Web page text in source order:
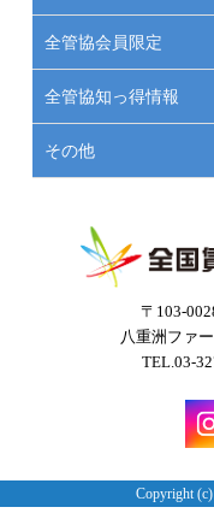
〒103-
八重洲ファ
TEL.03-
全管協会員限定
全管協知っ得情報
その他
Copyright